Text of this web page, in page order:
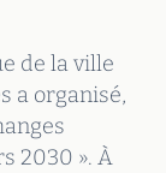
de la ville
a organisé,
2030 ». À